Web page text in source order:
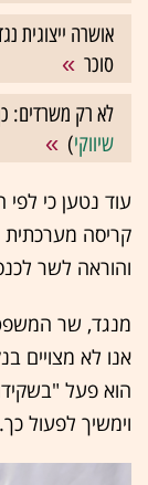
אושרה ייצוגית
סוכר
לא רק משרדים:
שיווקי)
עוד נטען כי
קריסה
והוראה לשר
מנגד, שר
אנו לא מצויים
וימשיך לפעול כך.